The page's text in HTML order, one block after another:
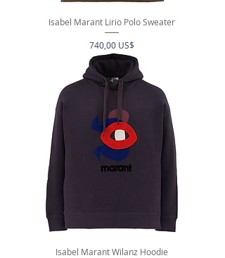
Isabel Marant Lirio Polo Sweater
Precio
740,00 US$
Isabel Marant Wilanz Hoodie